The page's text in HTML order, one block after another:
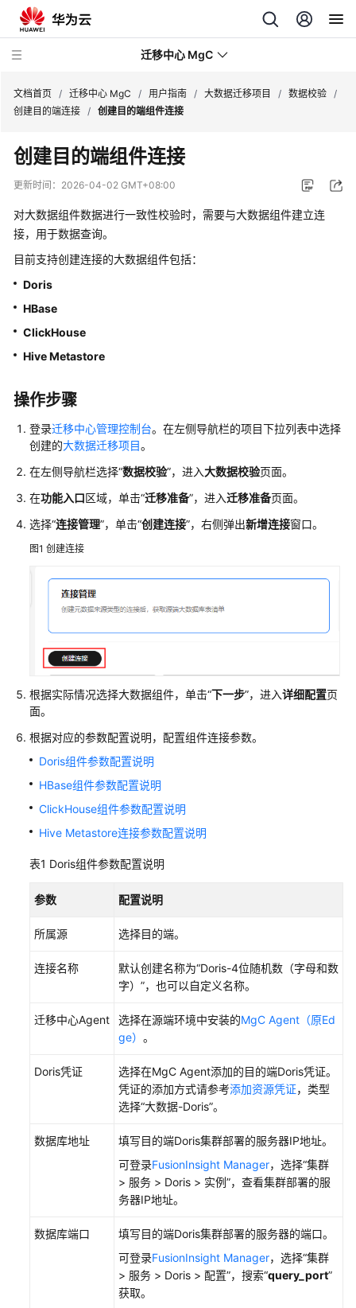
迁移中心 MgC
最
新
动
产
介
绍
速
入
用
户
指
南
总
览
权
置
管
理
应
迁
移
项
大
据
迁
移
目
数
移
能
具
文档首页 / 迁移中心 MgC / 用户指南 / 大数据迁移项目 / 数据校验 /
创建目的端连接 / 创建目的端组件连接
创建目的端组件连接
更新时间： 2026-04-02 GMT+08:00
对大数据组件数据进行一致性校验时，需要与大数据组件建立连
接，用于数据查询。
目前支持创建连接的大数据组件包括：
Doris
HBase
ClickHouse
Hive Metastore
操作步骤
登录迁移中心管理控制台。在左侧导航栏的项目下拉列表中选择
创建的大数据迁移项目。
在左侧导航栏选择“数据校验”，进入大数据校验页面。
在功能入口区域，单击“迁移准备”，进入迁移准备页面。
选择“连接管理”，单击“创建连接”，右侧弹出新增连接窗口。
图1 创建连接
根据实际情况选择大数据组件，单击“下一步”，进入详细配置页
面。
根据对应的参数配置说明，配置组件连接参数。
Doris组件参数配置说明
HBase组件参数配置说明
ClickHouse组件参数配置说明
Hive Metastore连接参数配置说明
表1 Doris组件参数配置说明
参数 配置说明
所属源 选择目的端。
连接名称
默认创建名称为“Doris-4位随机数（字母和数
字）”，也可以自定义名称。
迁移中心Agent 选择在源端环境中安装的MgC Agent（原Ed
ge） 。
Doris凭证
选择在MgC Agent添加的目的端Doris凭证。
凭证的添加方式请参考添加资源凭证，类型
选择“大数据-Doris”。
数据库地址
填写目的端Doris集群部署的服务器IP地址。
可登录FusionInsight Manager，选择“集群
> 服务 > Doris > 实例”，查看集群部署的服
务器IP地址。
数据库端口
填写目的端Doris集群部署的服务器的端口。
可登录FusionInsight Manager，选择“集群
> 服务 > Doris > 配置”，搜索“query_port”
获取。